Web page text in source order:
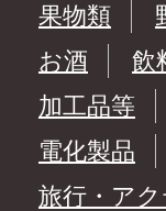
果物類
お酒
飲
加工品等
電化製品
旅行・ア